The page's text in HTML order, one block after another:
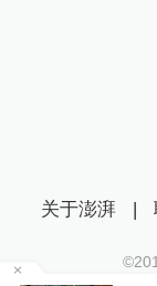
关于澎湃 |